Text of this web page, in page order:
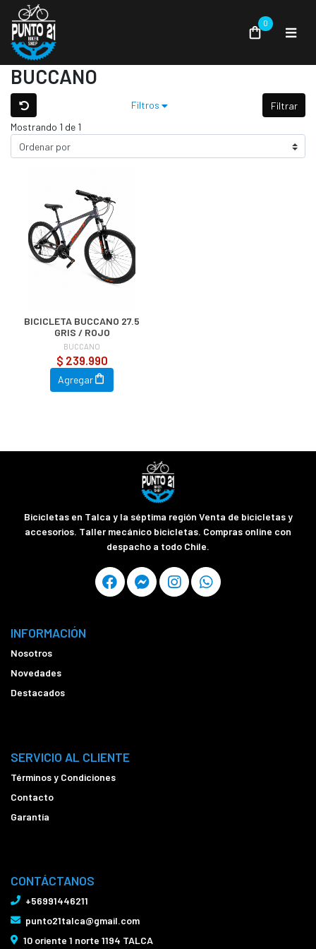
0
BUCCANO
Filtros
Filtrar
Mostrando 1 de 1
BICICLETA BUCCANO 27.5
GRIS / ROJO
BUCCANO
$ 239.990
Agregar
Bicicletas en Talca y la séptima región Venta de bicicletas y
accesorios. Taller mecánico bicicletas. Compras online con
despacho a todo Chile.
INFORMACIÓN
Nosotros
Novedades
Destacados
SERVICIO AL CLIENTE
Términos y Condiciones
Contacto
Garantía
CONTÁCTANOS
+56991446211
punto21talca@gmail.com
10 oriente 1 norte 1194 TALCA